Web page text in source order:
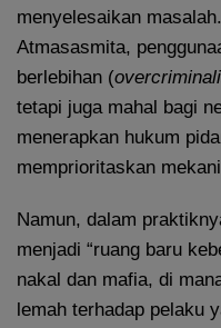
menyelesaikan
Atmasasmita,
berlebihan (
tetapi juga mahal bagi
menerapkan hukum
memprioritaskan
Namun, dalam
menjadi “ruang baru
nakal dan mafia, di
lemah terhadap pelaku